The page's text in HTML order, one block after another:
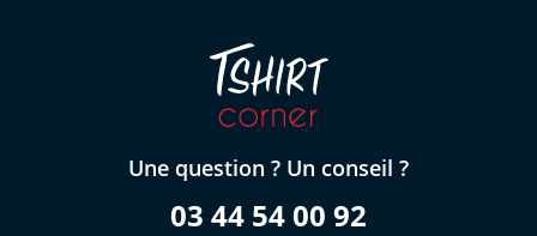
Une question ? Un conseil ?
03 44 54 00 92